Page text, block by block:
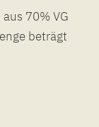
70% VG
beträgt